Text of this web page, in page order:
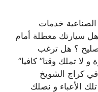
خدمات
سيارتك معطلة أمام
؟ هل ترغب
لا تملك وقتا” كافيا”
كراج الشويخ
الأعباء و نصلك